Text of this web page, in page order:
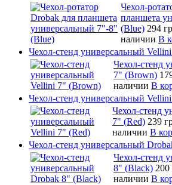
Чехол-
планшета
(Blue) 294
наличии В
Чехол-стенд универсальный
Чехол-стенд
7" (Brown)
наличии В
Чехол-стенд универсальный
Чехол-стенд
7" (Red) 239
наличии В
Чехол-стенд универсальный
Чехол-стенд
8" (Black) 200
наличии В